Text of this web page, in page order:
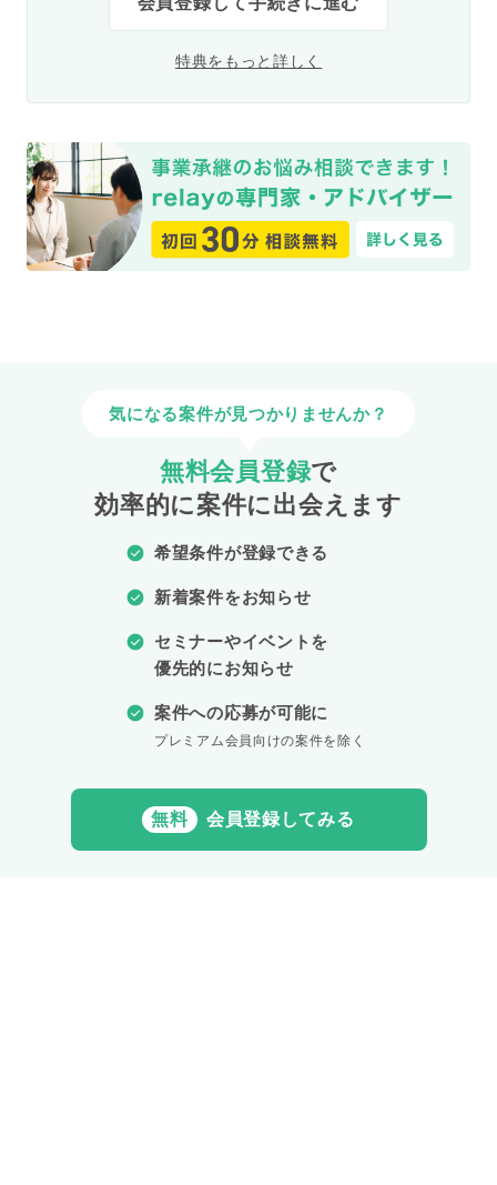
特典をもっと詳しく
気になる案件が見つかりませんか？
無料会員登録で
効率的に案件に出会えます
希望条件が登録できる
新着案件をお知らせ
セミナーやイベントを
優先的にお知らせ
案件への応募が可能に
プレミアム会員向けの案件を除く
無料 会員登録してみる